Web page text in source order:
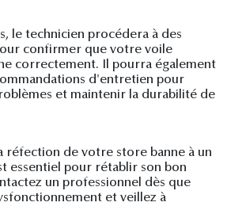
le technicien procédera à des
confirmer que votre voile
correctement. Il pourra également
d'entretien pour
et maintenir la durabilité de
réfection de votre store banne à un
essentiel pour rétablir son bon
un professionnel dès que
et veillez à